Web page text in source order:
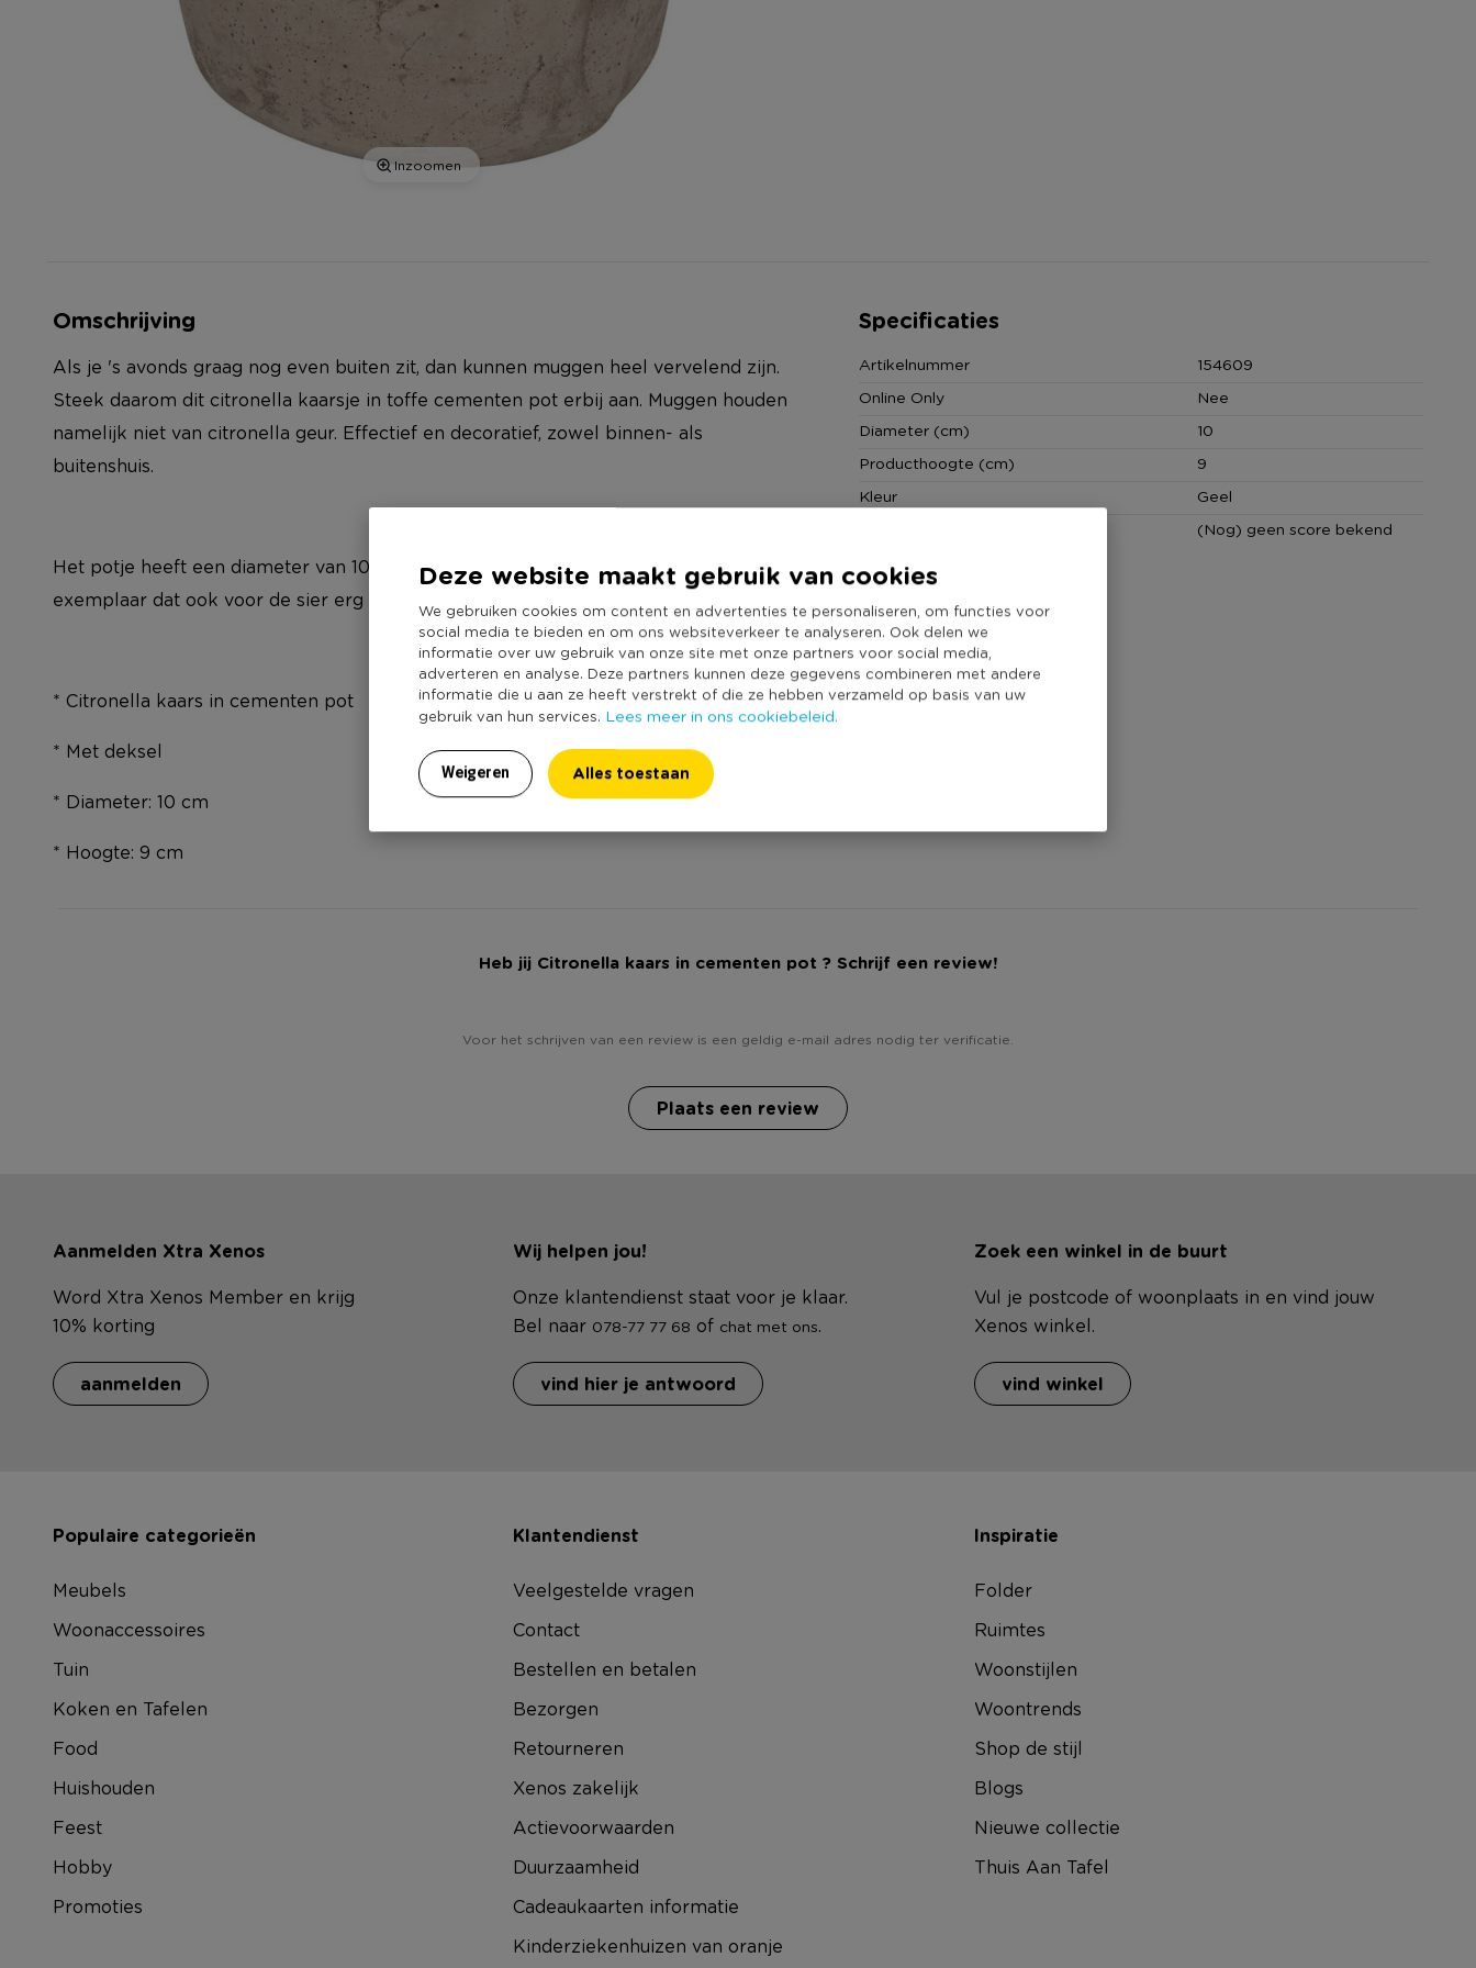
Deze website maakt gebruik van cookies
We gebruiken cookies om content en advertenties te personaliseren, om functies voor
social media te bieden en om ons websiteverkeer te analyseren. Ook delen we
informatie over uw gebruik van onze site met onze partners voor social media,
adverteren en analyse. Deze partners kunnen deze gegevens combineren met andere
informatie die u aan ze heeft verstrekt of die ze hebben verzameld op basis van uw
gebruik van hun services. Lees meer in ons cookiebeleid.
Weigeren Alles toestaan
Inzoomen
Omschrijving
Als je 's avonds graag nog even buiten zit, dan kunnen muggen heel vervelend zijn.
Steek daarom dit citronella kaarsje in toffe cementen pot erbij aan. Muggen houden
namelijk niet van citronella geur. Effectief en decoratief, zowel binnen- als
buitenshuis.
Het potje heeft een diameter van 10 centimeter en is 9 cm hoog. Een schattig
exemplaar dat ook voor de sier erg leuk staat op tafel bijvoorbeeld.
* Citronella kaars in cementen pot
* Met deksel
* Diameter: 10 cm
* Hoogte: 9 cm
Specificaties
Artikelnummer
154609
Online Only
Nee
Diameter (cm)
10
Producthoogte (cm)
9
Kleur
Geel
(Nog) geen score bekend
Heb jij Citronella kaars in cementen pot ? Schrijf een review!
Voor het schrijven van een review is een geldig e-mail adres nodig ter verificatie.
Plaats een review
Aanmelden Xtra Xenos
Word Xtra Xenos Member en krijg
10% korting
aanmelden
Wij helpen jou!
Onze klantendienst staat voor je klaar.
Bel naar 078-77 77 68 of chat met ons.
vind hier je antwoord
Zoek een winkel in de buurt
Vul je postcode of woonplaats in en vind jouw
Xenos winkel.
vind winkel
Populaire categorieën
Meubels
Woonaccessoires
Tuin
Koken en Tafelen
Food
Huishouden
Feest
Hobby
Promoties
Klantendienst
Veelgestelde vragen
Contact
Bestellen en betalen
Bezorgen
Retourneren
Xenos zakelijk
Actievoorwaarden
Duurzaamheid
Cadeaukaarten informatie
Kinderziekenhuizen van oranje
Inspiratie
Folder
Ruimtes
Woonstijlen
Woontrends
Shop de stijl
Blogs
Nieuwe collectie
Thuis Aan Tafel